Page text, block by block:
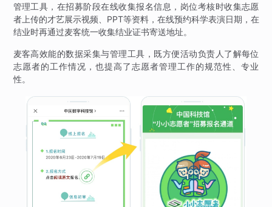
管理工具，在招募阶段在线收集报名信息，岗位考核时收集志愿
者上传的才艺展示视频、PPT等资料，在线预约科学表演日期，在
结业时再通过麦客统一收集结业证书寄送地址。
麦客高效能的数据采集与管理工具，既方便活动负责人了解每位
志愿者的工作情况，也提高了志愿者管理工作的规范性、专业
性。